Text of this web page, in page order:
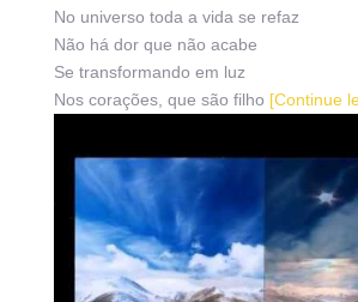
No universo toda a vida se refaz
Não há dor que não acabe
Se transformando em luz
Nos corações, que são filho [Continue